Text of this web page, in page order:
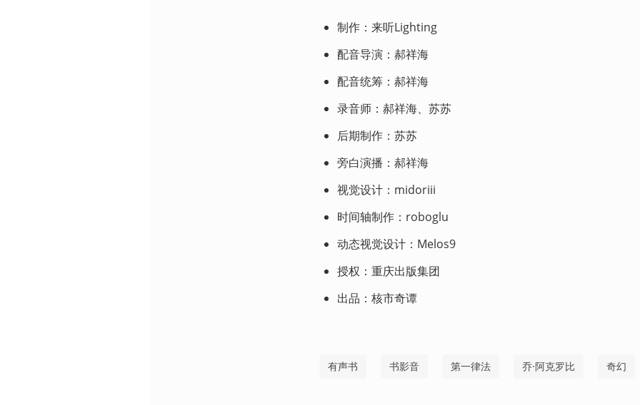
制作：来听Lighting
配音导演：郝祥海
配音统筹：郝祥海
录音师：郝祥海、苏苏
后期制作：苏苏
旁白演播：郝祥海
视觉设计：midoriii
时间轴制作：roboglu
动态视觉设计：Melos9
授权：重庆出版集团
出品：核市奇谭
有声书 书影音 第一律法 乔·阿克罗比 奇幻